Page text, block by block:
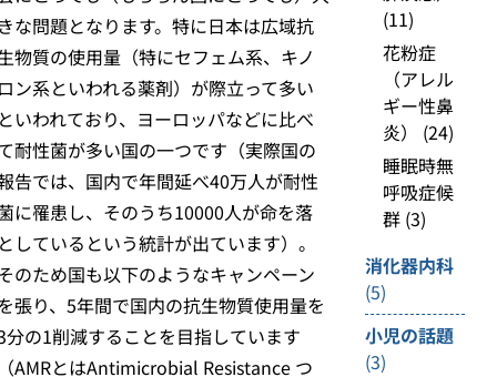
な問題となります。特に日本は広域抗
物質の使用量（特にセフェム系、キノ
ン系といわれる薬剤）が際立って多い
いわれており、ヨーロッパなどに比べ
耐性菌が多い国の一つです（実際国の
告では、国内で年間延べ40万人が耐性
に罹患し、そのうち10000人が命を落
しているという統計が出ています）。
のため国も以下のようなキャンペーン
張り、5年間で国内の抗生物質使用量を
分の1削減することを目指しています
AMRとはAntimicrobial Resistance つ
(11)
花粉症
（アレル
ギー性鼻
炎）
(24)
睡眠時無
呼吸症候
群 (3)
消化器内科
(5)
小児の話題
(3)